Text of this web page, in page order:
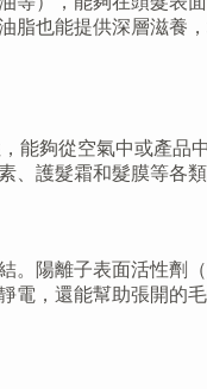
也能提供深層滋養
夠從空氣中或產品
護髮霜和髮膜等各
陽離子表面活性劑
，還能幫助張開的